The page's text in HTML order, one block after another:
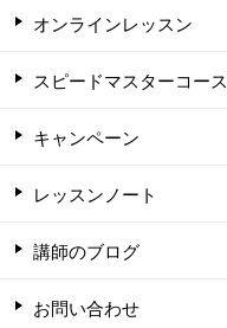
オンラインレッスン
スピードマスターコース
キャンペーン
レッスンノート
講師のブログ
お問い合わせ